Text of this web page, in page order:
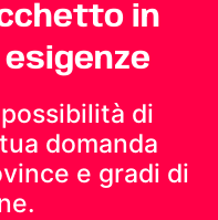
in
di
domanda
e gradi di